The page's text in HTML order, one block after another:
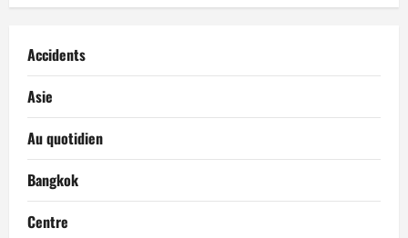
Accidents
Asie
Au quotidien
Bangkok
Centre